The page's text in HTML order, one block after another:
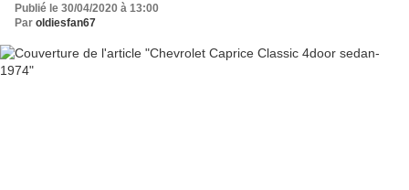
Publié le 30/04/2020 à 13:00
Par oldiesfan67